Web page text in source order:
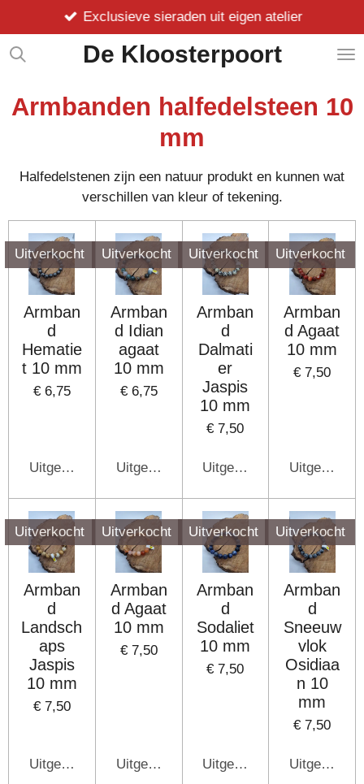
direct
naar
hoofdinhoud
De Kloosterpoort
Exclusieve sieraden uit eigen atelier
Armbanden halfedelsteen 10
mm
Halfedelstenen zijn een natuur produkt en kunnen wat
verschillen van kleur of tekening.
Uitverkocht
Armban
d
Hematie
t 10 mm
€ 6,75
Uitgeschakeld
Uitverkocht
Armban
d Idian
agaat
10 mm
€ 6,75
Uitgeschakeld
Uitverkocht
Armban
d
Dalmati
er
Jaspis
10 mm
€ 7,50
Uitgeschakeld
Uitverkocht
Armban
d Agaat
10 mm
€ 7,50
Uitverkocht
Armban
d
Landsch
aps
Jaspis
10 mm
€ 7,50
Uitgeschakeld
Uitverkocht
Armban
d Agaat
10 mm
€ 7,50
Uitgeschakeld
Uitverkocht
Armban
d
Sodaliet
10 mm
€ 7,50
Uitgeschakeld
Uitverkocht
Armban
d
Sneeuw
vlok
Osidiaa
n 10
mm
€ 7,50